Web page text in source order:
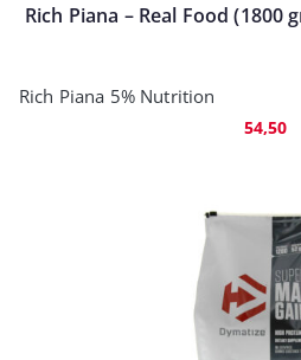
Rich Piana – Real Food (1800
Rich Piana 5% Nutrition
54,50